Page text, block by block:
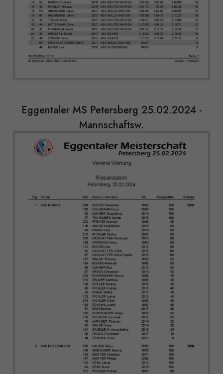
Eggentaler MS Petersberg 25.02.2024 -
Mannschaftsw.